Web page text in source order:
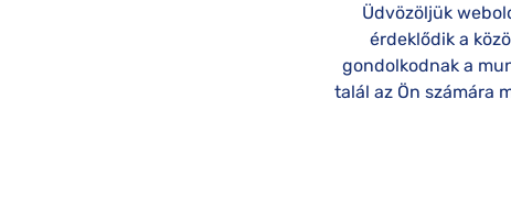
Üdvözöljük
érdeklődik a
gondolkodnak a
talál az Ön számára